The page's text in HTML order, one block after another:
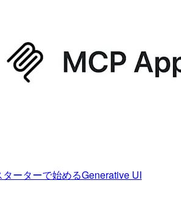
ーターで始めるGenerative UI